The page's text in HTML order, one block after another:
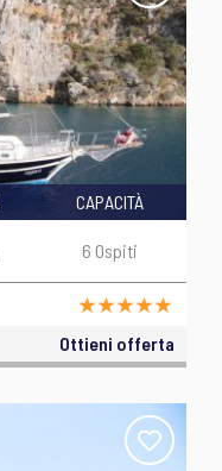
CAPACITÀ
6 Ospiti
Ottieni offerta